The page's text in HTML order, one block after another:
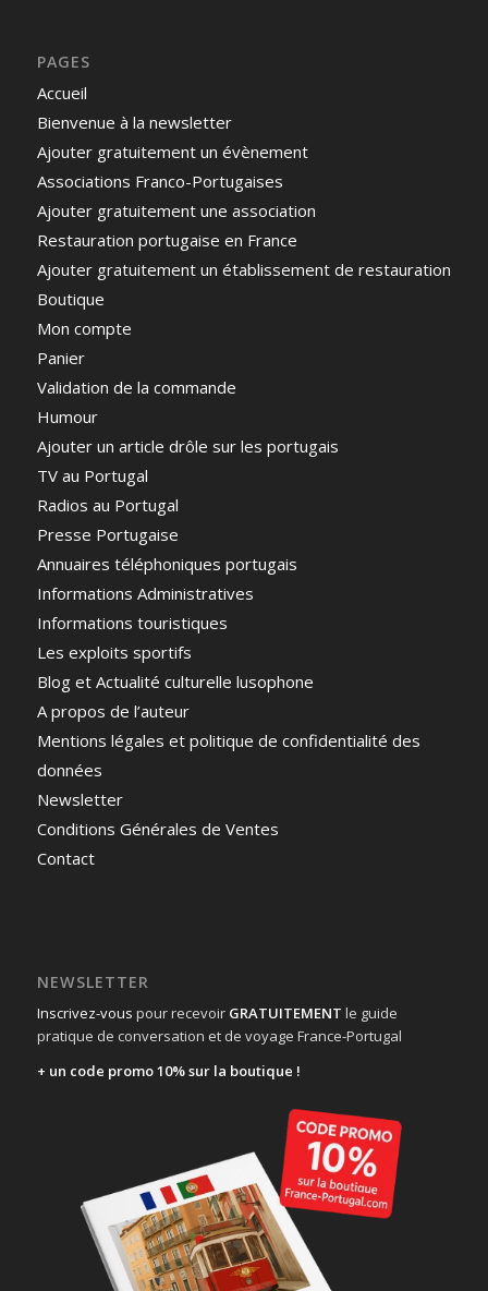
PAGES
Accueil
Bienvenue à la newsletter
Ajouter gratuitement un évènement
Associations Franco-Portugaises
Ajouter gratuitement une association
Restauration portugaise en France
Ajouter gratuitement un établissement de restauration
Boutique
Mon compte
Panier
Validation de la commande
Humour
Ajouter un article drôle sur les portugais
TV au Portugal
Radios au Portugal
Presse Portugaise
Annuaires téléphoniques portugais
Informations Administratives
Informations touristiques
Les exploits sportifs
Blog et Actualité culturelle lusophone
A propos de l’auteur
Mentions légales et politique de confidentialité des
données
Newsletter
Conditions Générales de Ventes
Contact
NEWSLETTER
Inscrivez-vous pour recevoir GRATUITEMENT le guide
pratique de conversation et de voyage France-Portugal
+ un code promo 10% sur la boutique !